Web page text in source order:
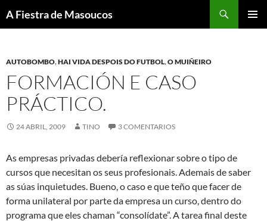
aoA Fiestra de Masoucos
AUTOBOMBO,HAI VIDA DESPOIS DO FUTBOL,O MUIÑEIRO
FORMACIÓN E CASO
PRÁCTICO.
24 ABRIL, 2009 TINO 3 COMENTARIOS
As empresas privadas debería reflexionar sobre o tipo de
cursos que necesitan os seus profesionais. Ademais de saber
as súas inquietudes. Bueno, o caso e que teño que facer de
forma unilateral por parte da empresa un curso, dentro do
programa que eles chaman “consolídate”. A tarea final deste